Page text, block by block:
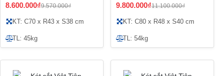
8.600.000₫9.570.000₫
KT: C70 x R43 x S38 cm
TL: 45kg
9.800.000₫11.100.000₫
KT: C80 x R48 x S40 cm
TL: 54kg